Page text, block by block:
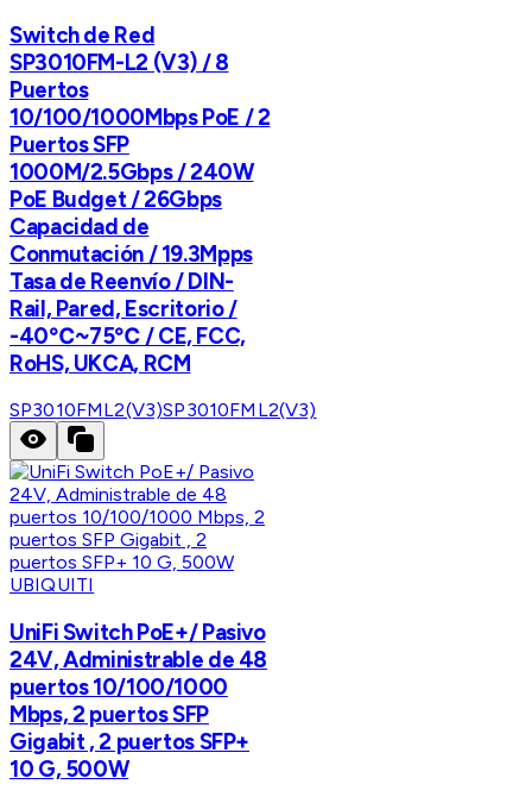
Switch de Red
SP3010FM-L2 (V3) / 8
Puertos
10/100/1000Mbps PoE / 2
Puertos SFP
1000M/2.5Gbps / 240W
PoE Budget / 26Gbps
Capacidad de
Conmutación / 19.3Mpps
Tasa de Reenvío / DIN-
Rail, Pared, Escritorio /
-40℃~75℃ / CE, FCC,
RoHS, UKCA, RCM
SP3010FML2(V3)SP3010FML2(V3)
UBIQUITI
UniFi Switch PoE+/ Pasivo
24V, Administrable de 48
puertos 10/100/1000
Mbps, 2 puertos SFP
Gigabit , 2 puertos SFP+
10 G, 500W